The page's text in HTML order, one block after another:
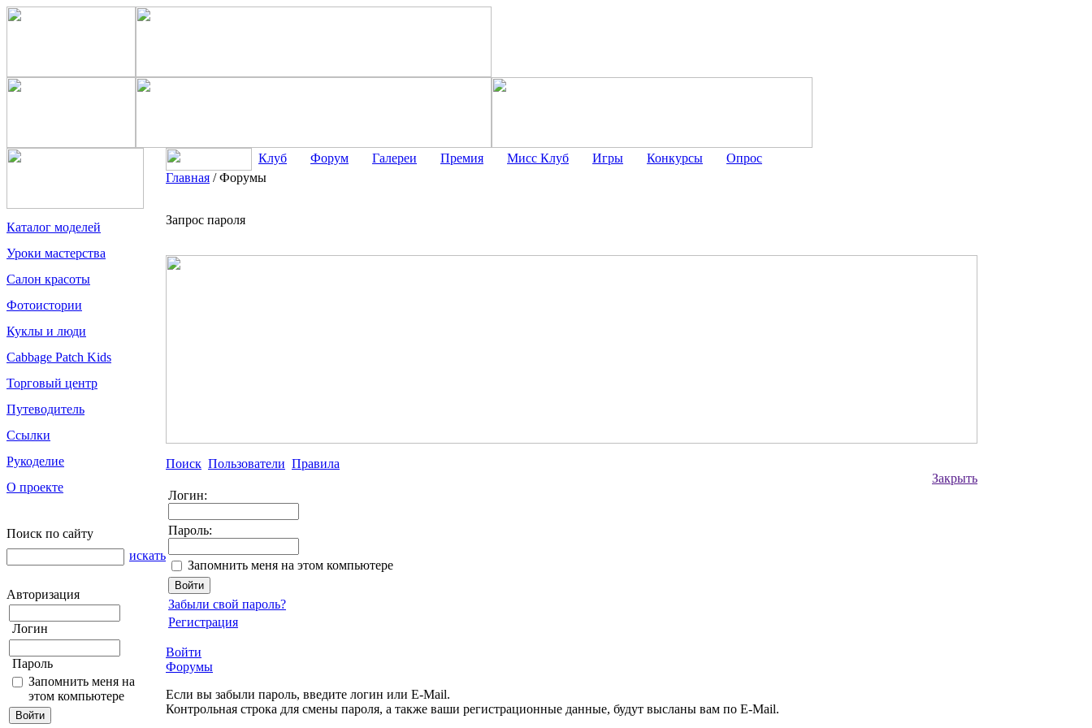
Каталог моделей
Уроки мастерства
Салон красоты
Фотоистории
Куклы и люди
Cabbage Patch Kids
Торговый центр
Путеводитель
Ссылки
Рукоделие
О проекте
Поиск по сайту
искать
Авторизация
Логин
Пароль
Запомнить меня на
этом компьютере
Клуб Форум Галереи Премия Мисс Клуб Игры Конкурсы
Опрос
Главная /Форумы
Запрос пароля
Поиск Пользователи Правила
Закрыть
Логин:
Пароль:
Запомнить меня на этом компьютере
Забыли свой пароль?
Регистрация
Войти
Форумы
Если вы забыли пароль, введите логин или E-Mail.
Контрольная строка для смены пароля, а также ваши регистрационные данные, будут высланы вам по E-Mail.